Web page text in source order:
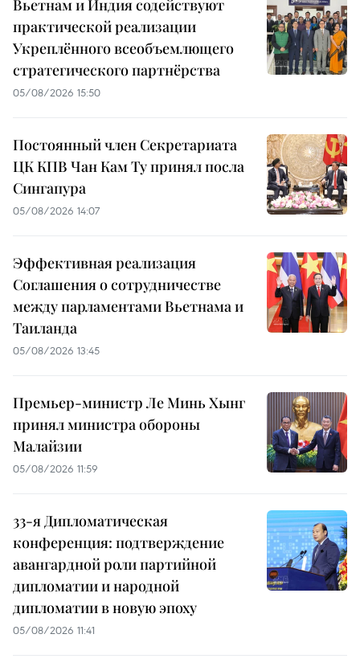
Вьетнам и Индия содействуют
практической реализации
Укреплённого всеобъемлющего
стратегического партнёрства
05/08/2026 15:50
Постоянный член Секретариата
ЦК КПВ Чан Кам Ту принял посла
Сингапура
05/08/2026 14:07
Эффективная реализация
Соглашения о сотрудничестве
между парламентами Вьетнама и
Таиланда
05/08/2026 13:45
Премьер-министр Ле Минь Хынг
принял министра обороны
Малайзии
05/08/2026 11:59
33-я Дипломатическая
конференция: подтверждение
авангардной роли партийной
дипломатии и народной
дипломатии в новую эпоху
05/08/2026 11:41